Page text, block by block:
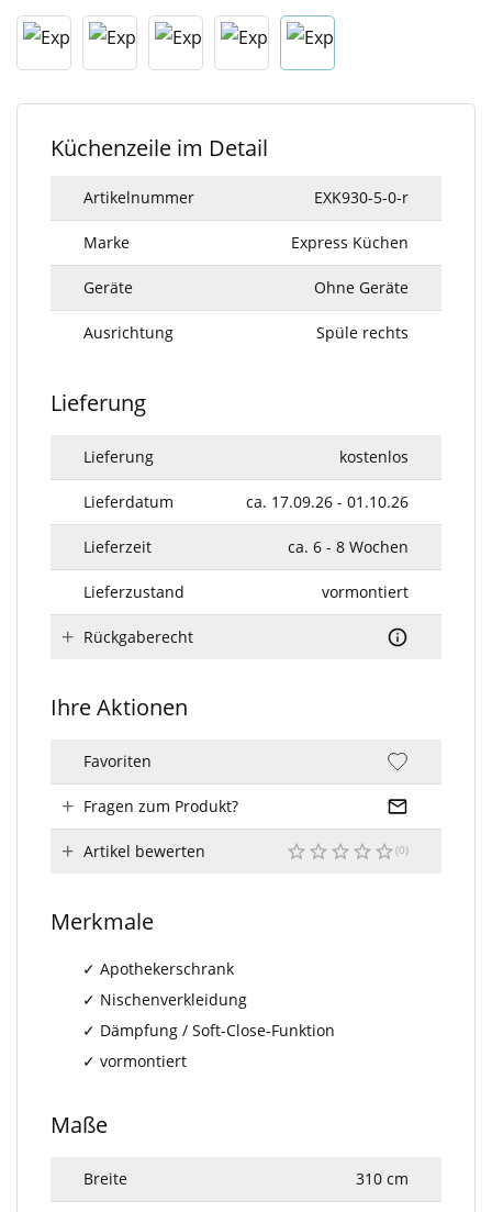
Küchenzeile im Detail
Artikelnummer EXK930-5-0-r
Marke Express Küchen
Geräte Ohne Geräte
Ausrichtung Spüle rechts
Lieferung
Lieferung kostenlos
Lieferdatum ca. 17.09.26 - 01.10.26
Lieferzeit ca. 6 - 8 Wochen
Lieferzustand vormontiert
Rückgaberecht
Ihre Aktionen
Favoriten
Fragen zum Produkt?
Artikel bewerten
Merkmale
Apothekerschrank
Nischenverkleidung
Dämpfung / Soft-Close-Funktion
vormontiert
Maße
Breite 310 cm